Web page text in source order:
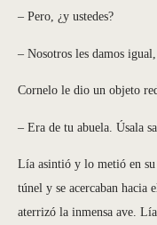
– Pero, ¿y ustedes?
– Nosotros les damos
Cornelo le dio un objeto
– Era de tu abuela. Úsala
Lía asintió y lo metió en
túnel y se acercaban hacia
aterrizó la inmensa ave.